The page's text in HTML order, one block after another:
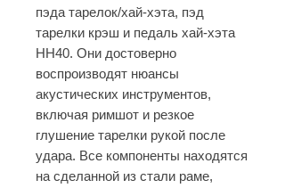
пэда тарелок/хай-хэта, пэд
тарелки крэш и педаль хай-хэта
HH40. Они достоверно
воспроизводят нюансы
акустических инструментов,
включая римшот и резкое
глушение тарелки рукой после
удара. Все компоненты находятся
на сделанной из стали раме,